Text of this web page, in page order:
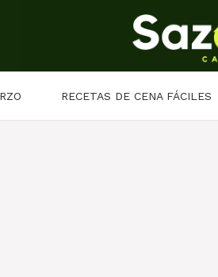
RECETAS DE CENA FÁCILES